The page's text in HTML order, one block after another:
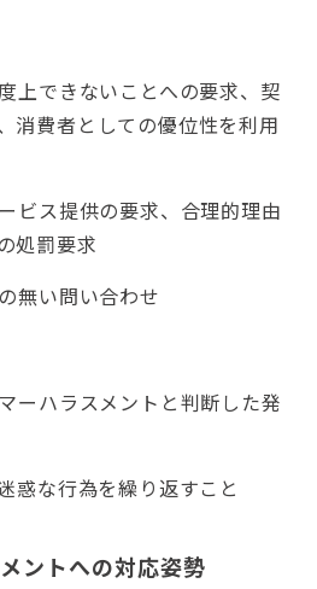
上できないことへの要求、契
消費者としての優位性を利用
ビス提供の要求、合理的理由
処罰要求
無い問い合わせ
ーハラスメントと判断した発
惑な行為を繰り返すこと
ントへの対応姿勢